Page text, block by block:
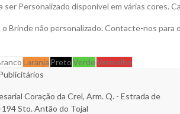
ser Personalizado disponível em várias cores.
Brinde não personalizado. Contacte-nos
Laranja PretoVerdeVermelho
Coração da Crel, Arm. Q. - Estrada de
Sto. Antão do Tojal